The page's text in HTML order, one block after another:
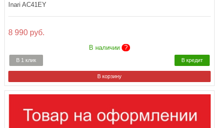
Inari AC41EY
8 990 руб.
В наличии ?
В 1 клик В кредит